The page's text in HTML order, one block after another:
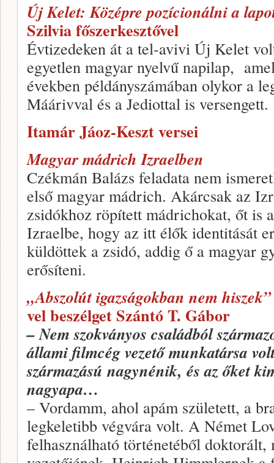
Új Kelet: Középre pozícionálni a
Szilvia főszerkesztővel
Évtizedeken át a tel-avivi Új Kelet
egyetlen magyar nyelvű napilap,
években példányszámában olykor a
Máárivval és a Jediottal is versengett.
Itamár Jáoz-Keszt versei
Magyar mádrich Izraelben
Czékmán Balázs feladata nem
első magyar mádrich. Akárcsak az
zsidókhoz röpített mádrichokat, őt is
Izraelbe, hogy az itt élők identitását
küldöttek a zsidó, addig ő a magyar
erősíteni.
„Abszolút igazságokban nem hiszek”
vel beszélget Szántó T. Gábor
– Nem szokványos családból
állami filmcég vezető munkatársa
származású nagynénik, és az őket
nagyapa…
– Vordamm, ahol apám született, a
legkeletibb végvára volt. A Német
felhasználható történetéből